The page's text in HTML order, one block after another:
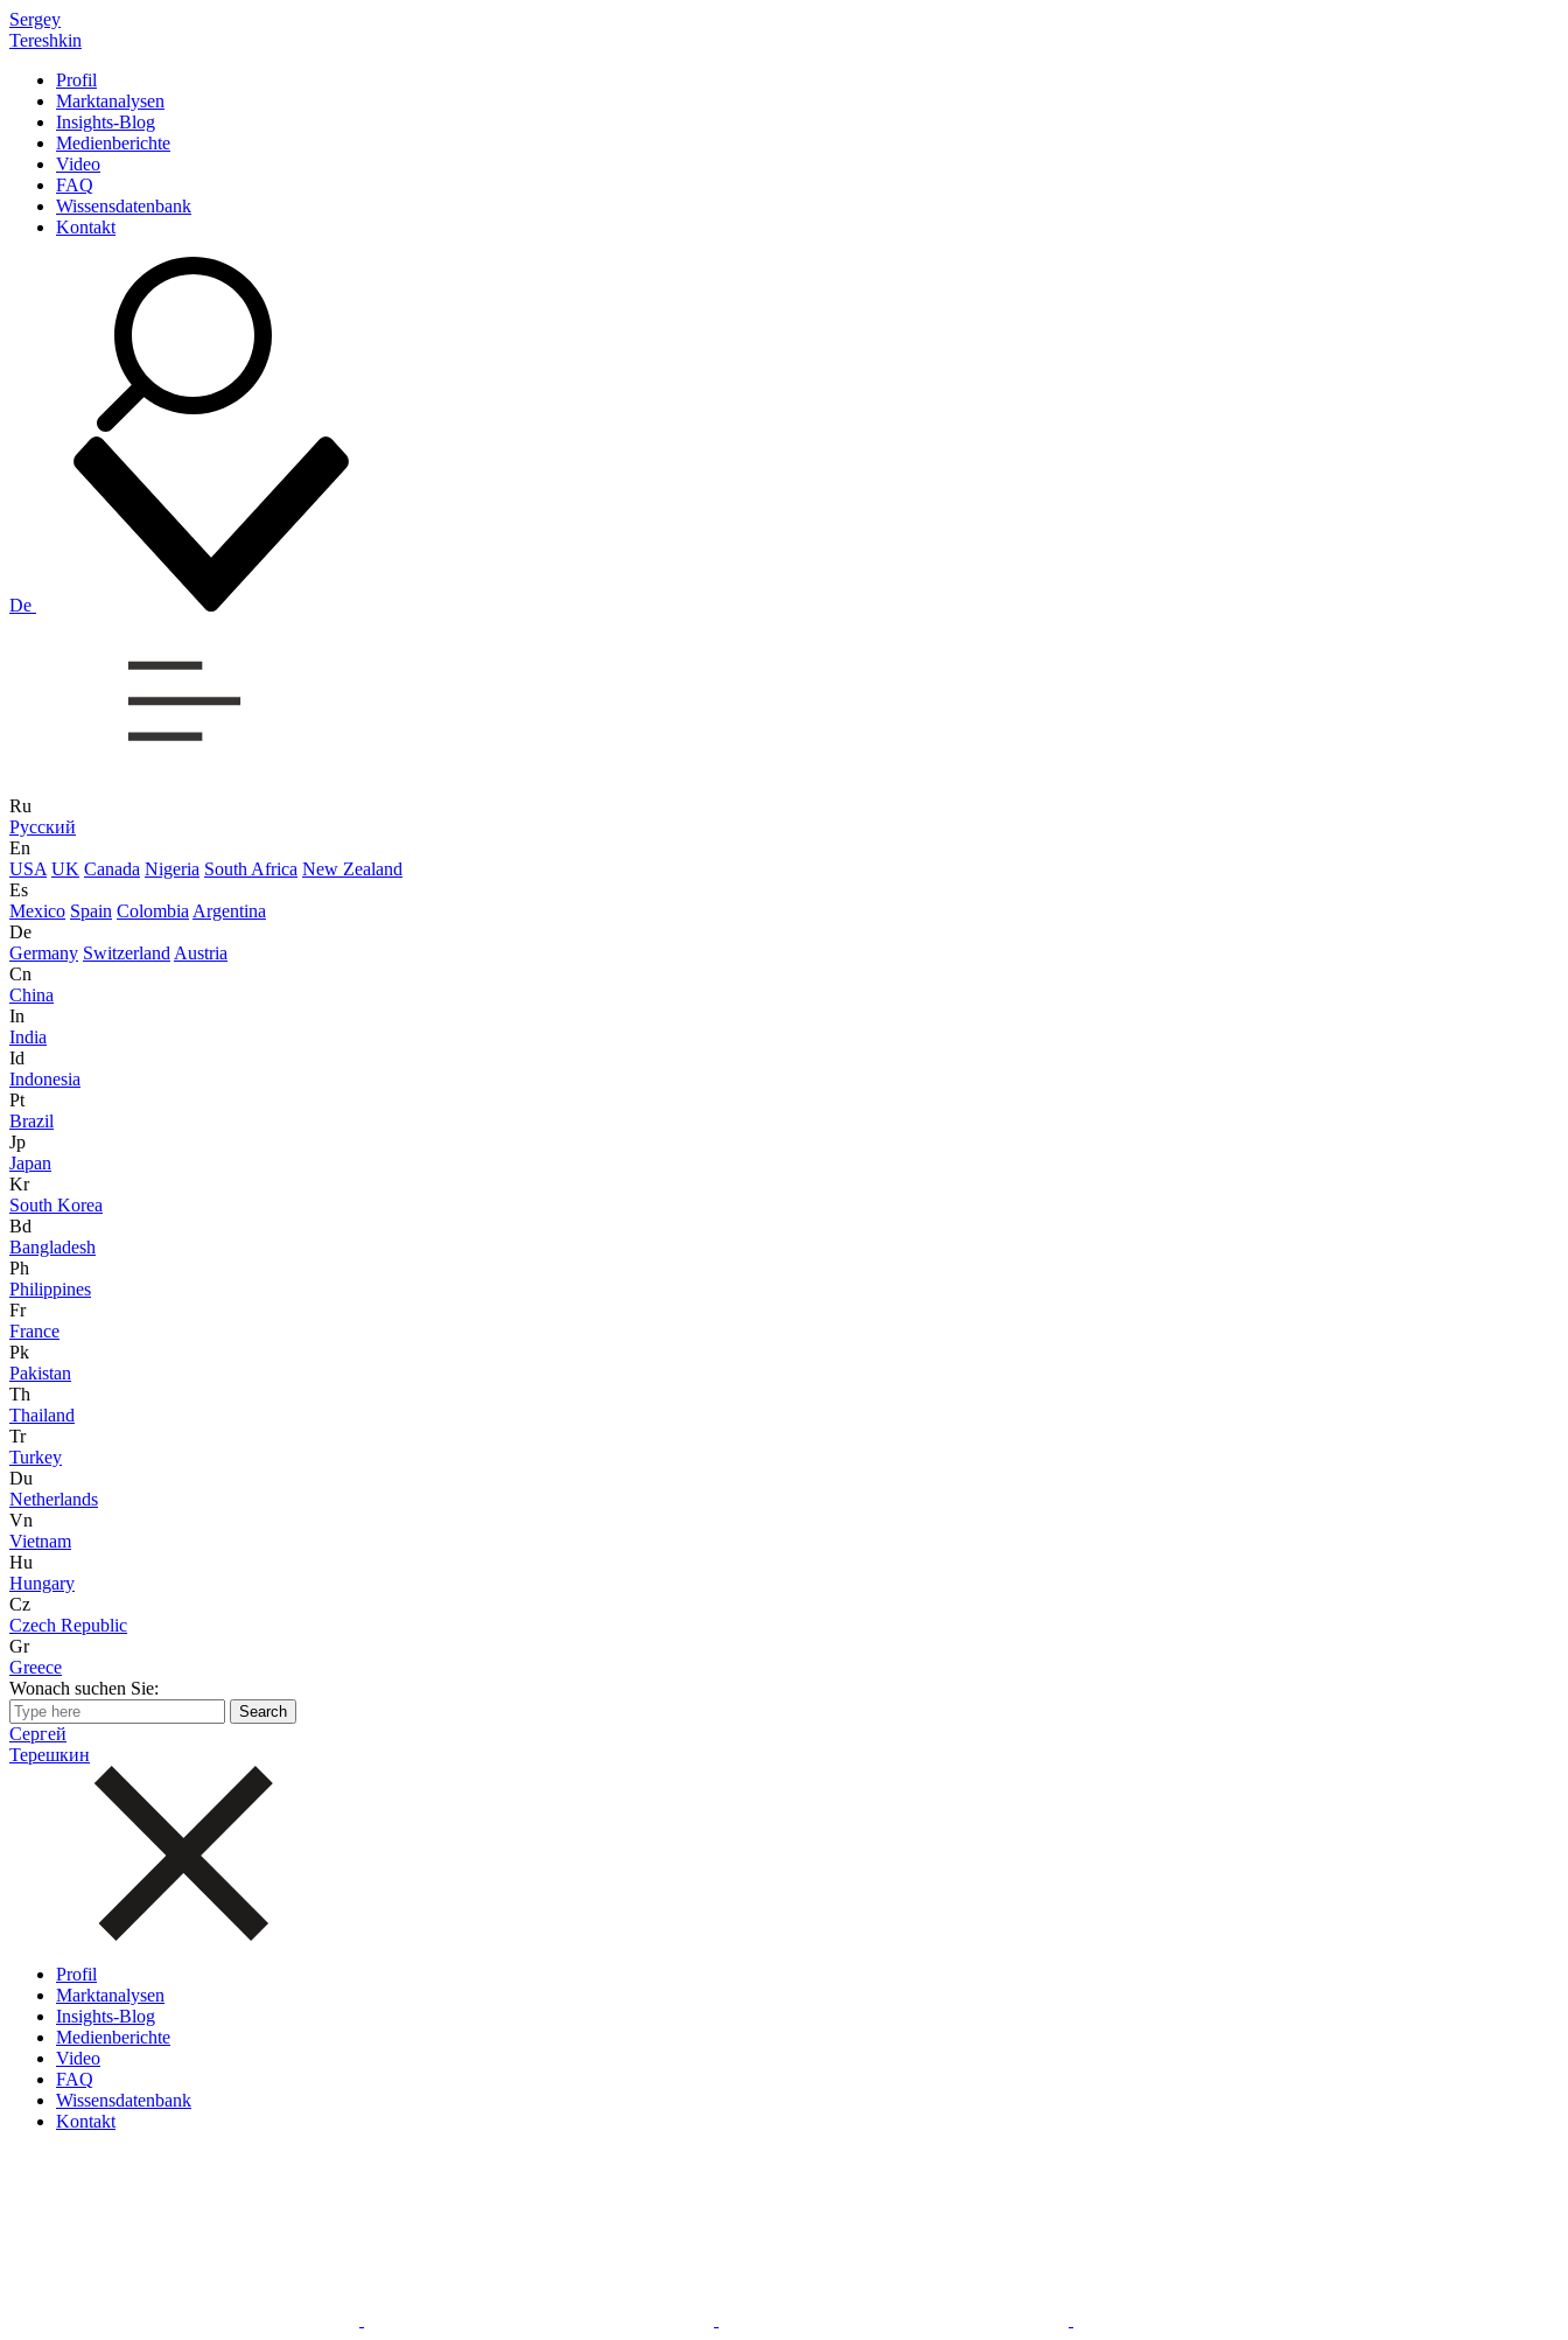
Sergey
Tereshkin
Profil
Marktanalysen
Insights-Blog
Medienberichte
Video
FAQ
Wissensdatenbank
Kontakt
De
Ru
Русский
En
USA UK Canada Nigeria South Africa New Zealand
Es
Mexico Spain Colombia Argentina
De
Germany Switzerland Austria
Cn
China
In
India
Id
Indonesia
Pt
Brazil
Jp
Japan
Kr
South Korea
Bd
Bangladesh
Ph
Philippines
Fr
France
Pk
Pakistan
Th
Thailand
Tr
Turkey
Du
Netherlands
Vn
Vietnam
Hu
Hungary
Cz
Czech Republic
Gr
Greece
Wonach suchen Sie:
Сергей
Терешкин
Profil
Marktanalysen
Insights-Blog
Medienberichte
Video
FAQ
Wissensdatenbank
Kontakt